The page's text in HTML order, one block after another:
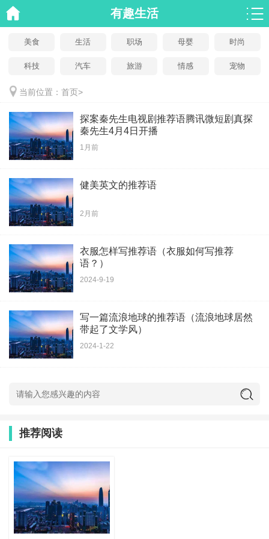
有趣生活
美食 生活 职场 母婴 时尚
科技 汽车 旅游 情感 宠物
当前位置： 首页>
探案秦先生电视剧推荐语腾讯微短剧真探
秦先生4月4日开播
1月前
健美英文的推荐语
2月前
衣服怎样写推荐语（衣服如何写推荐
语？）
2024-9-19
写一篇流浪地球的推荐语（流浪地球居然
带起了文学风）
2024-1-22
推荐阅读